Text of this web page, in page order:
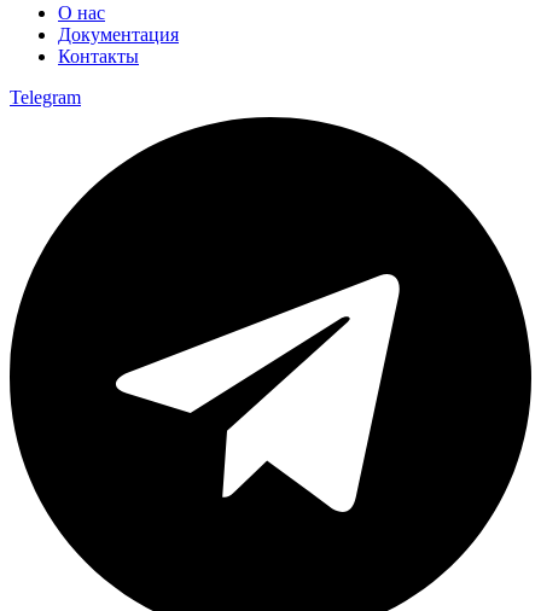
О нас
Документация
Контакты
Telegram